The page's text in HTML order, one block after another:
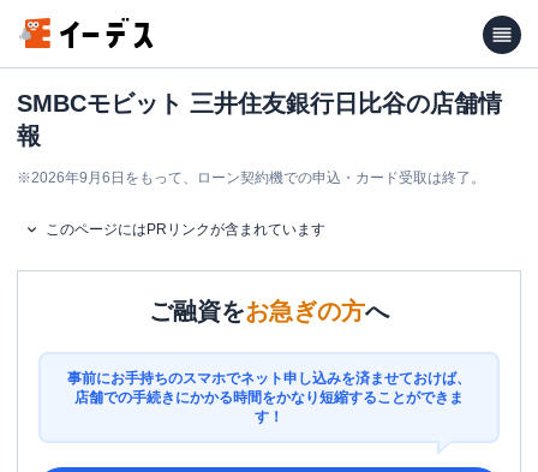
SMBCモビット 三井住友銀行日比谷の店舗情
報
※2026年9月6日をもって、ローン契約機での申込・カード受取は終了。
このページにはPRリンクが含まれています
ご融資をお急ぎの方へ
事前にお手持ちのスマホでネット申し込みを済ませておけば、
店舗での手続きにかかる時間をかなり短縮することができま
す！